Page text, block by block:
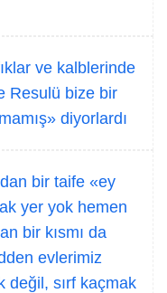
ve kalblerinde
Resulü bize bir
diyorlardı
bir taife «ey
yer yok hemen
bir kısmı da
evlerimiz
değil, sırf kaçmak